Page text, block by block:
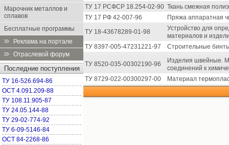
Марочник металлов и
сплавов
Бесплатные программы
Реклама на портале
Отраслевой форум
Последние поступления
ТУ 16-526.694-86
ОСТ 4.091.209-88
ТУ 108.11.905-87
ТУ 24.05.144-88
ТУ 29-02-774-92
ТУ 6-09-5146-84
ОСТ 84-2268-86
ТУ 17 РСФСР 18.254-02-90 Ткань смежная
ТУ 17 РФ 42-007-96
Пряжа аппаратная
ТУ 18-43678289-01-98
Устройство для
материалов и
ТУ 8397-005-47231221-97
Строительные
ТУ 8520-035-00302190-96
Изделия швейные.
соединений к
ТУ 8729-022-00300297-00
Материал